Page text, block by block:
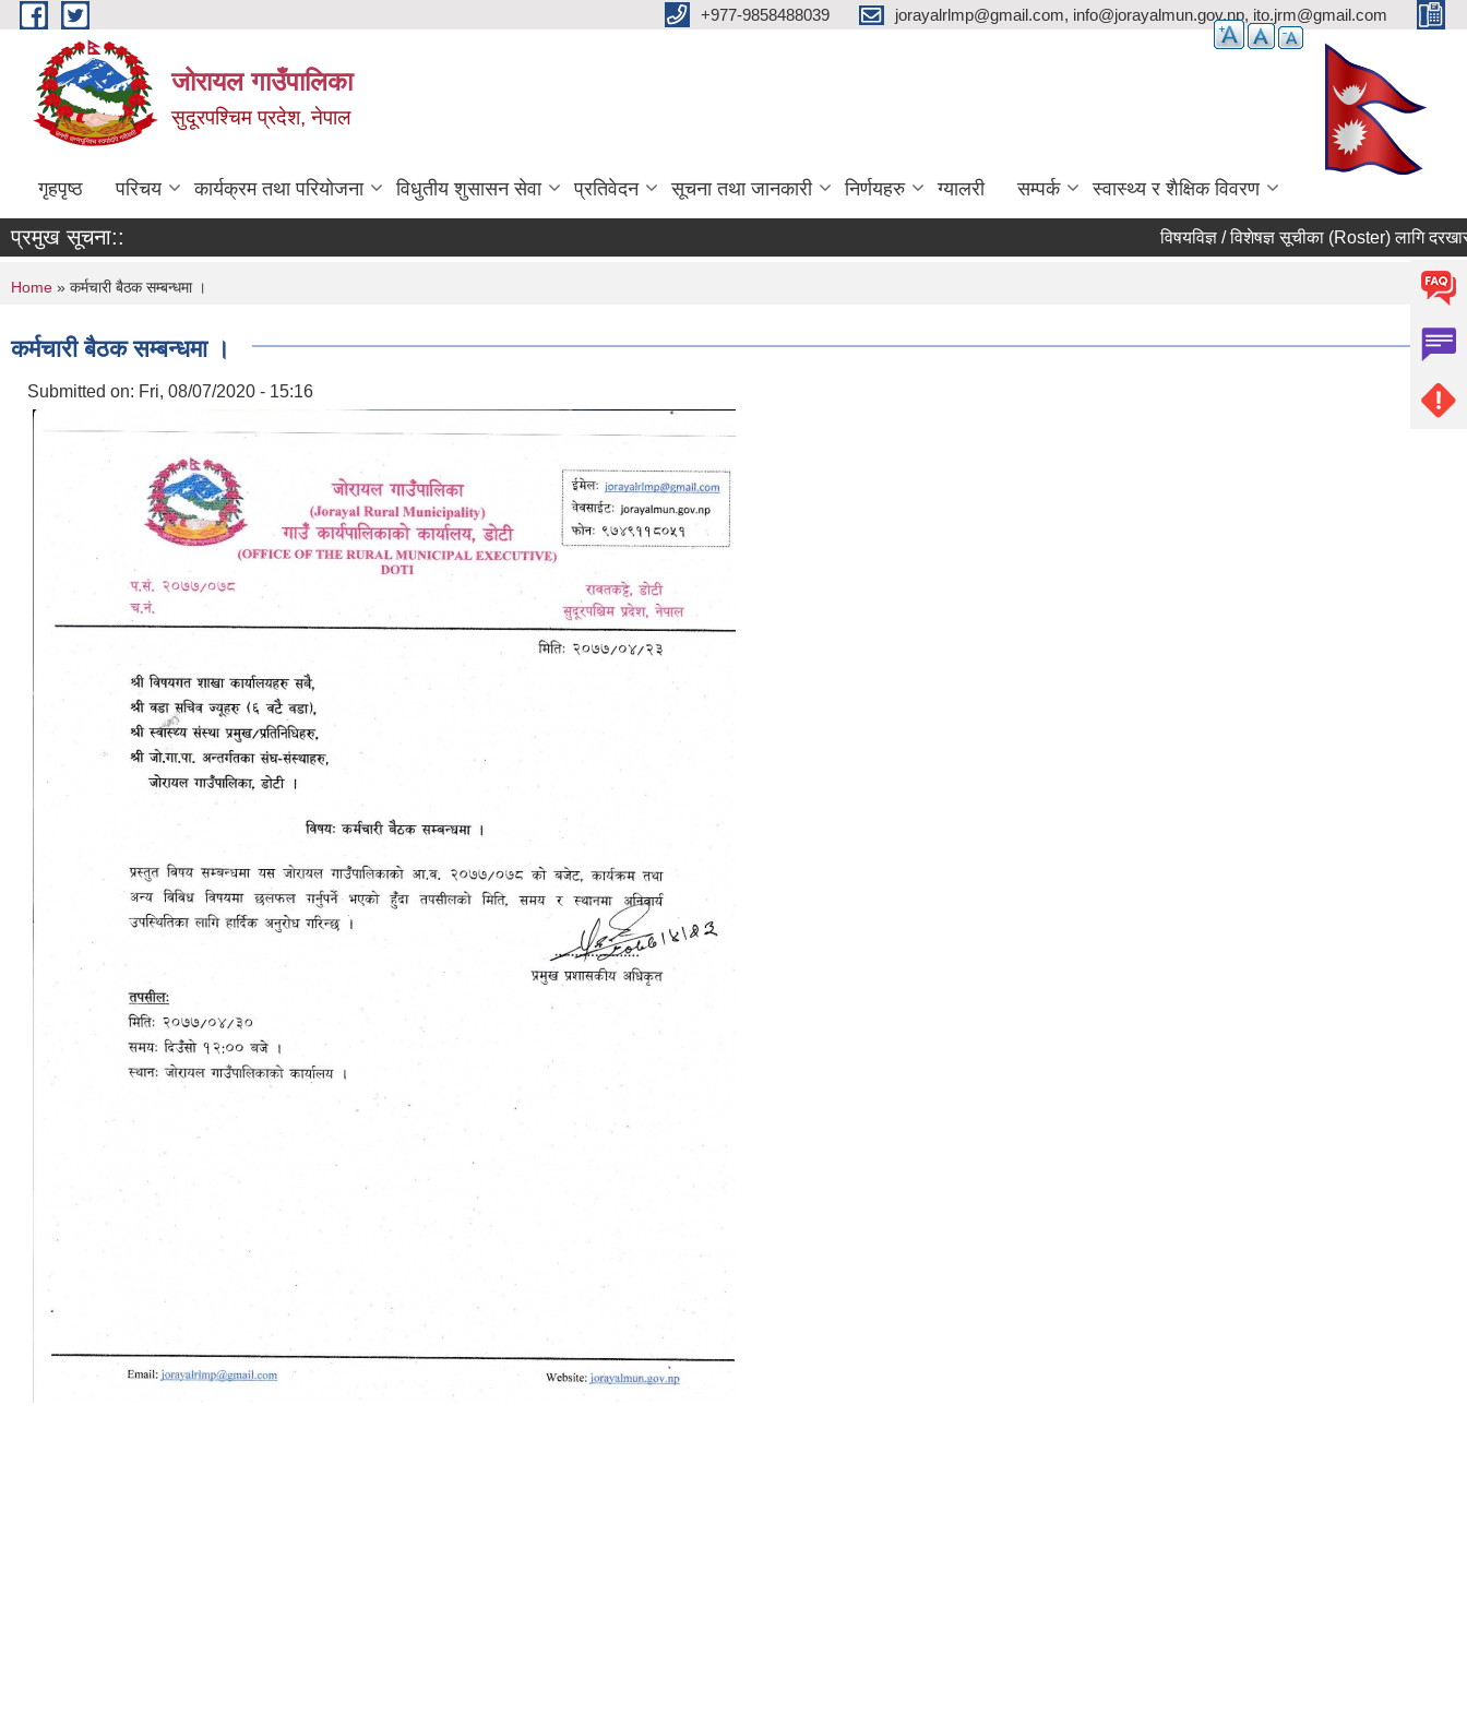
Skip to main content ‌+977-9858488039 jorayalrlmp@gmail.com, info@jorayalmun.gov.np, ito.jrm@gmail.com
जोरायल गाउँपालिका
सुदूरपश्चिम प्रदेश, नेपाल
गृहपृष्ठ परिचय कार्यक्रम तथा परियोजना विधुतीय शुसासन सेवा प्रतिवेदन सूचना तथा जानकारी निर्णयहरु ग्यालरी सम्पर्क स्वास्थ्य र शैक्षिक विवरण
प्रमुख सूचना:: विषयविज्ञ / विशेषज्ञ सूचीका (Roster) लागि दरखास्त
You are here
Home » कर्मचारी बैठक सम्बन्धमा ।
कर्मचारी बैठक सम्बन्धमा ।
Submitted on: Fri, 08/07/2020 - 15:16